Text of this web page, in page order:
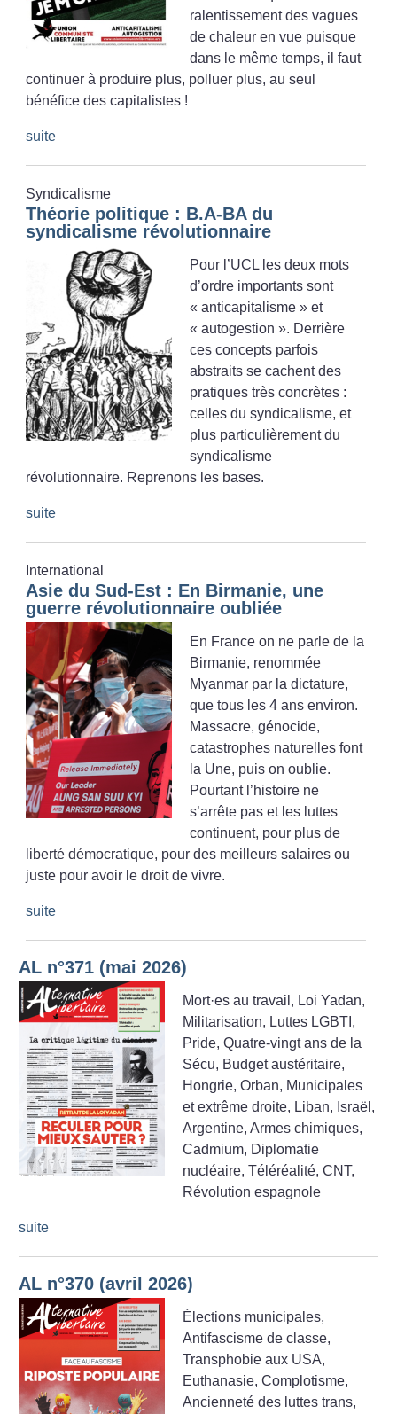
ralentissement des vagues
de chaleur en vue puisque
dans le même temps, il faut
continuer à produire plus, polluer plus, au seul
bénéfice des capitalistes !
suite
Syndicalisme
Théorie politique : B.A-BA du
syndicalisme révolutionnaire
Pour l’UCL les deux mots
d’ordre importants sont
« anticapitalisme » et
« autogestion ». Derrière
ces concepts parfois
abstraits se cachent des
pratiques très concrètes :
celles du syndicalisme, et
plus particulièrement du
syndicalisme
révolutionnaire. Reprenons les bases.
suite
International
Asie du Sud-Est : En Birmanie, une
guerre révolutionnaire oubliée
En France on ne parle de la
Birmanie, renommée
Myanmar par la dictature,
que tous les 4 ans environ.
Massacre, génocide,
catastrophes naturelles font
la Une, puis on oublie.
Pourtant l’histoire ne
s’arrête pas et les luttes
continuent, pour plus de
liberté démocratique, pour des meilleurs salaires ou
juste pour avoir le droit de vivre.
suite
AL n°371 (mai 2026)
Mort·es au travail, Loi Yadan,
Militarisation, Luttes LGBTI,
Pride, Quatre-vingt ans de la
Sécu, Budget austéritaire,
Hongrie, Orban, Municipales
et extrême droite, Liban, Israël,
Argentine, Armes chimiques,
Cadmium, Diplomatie
nucléaire, Téléréalité, CNT,
Révolution espagnole
suite
AL n°370 (avril 2026)
Élections municipales,
Antifascisme de classe,
Transphobie aux USA,
Euthanasie, Complotisme,
Ancienneté des luttes trans,